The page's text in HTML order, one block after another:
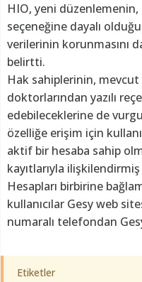
HIO, yeni düzenlemenin,
seçeneğine dayalı
verilerinin korunmasını
belirtti.
Hak sahiplerinin,
doktorlarından yazılı
edebileceklerine de
özelliğe erişim için
aktif bir hesaba sahip
kayıtlarıyla
Hesapları birbirine
kullanıcılar Gesy web
numaralı telefondan
Etiketler